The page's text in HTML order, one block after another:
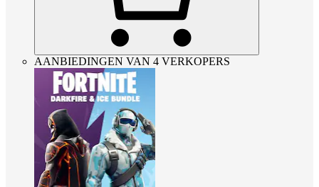
AANBIEDINGEN VAN 4 VERKOPERS